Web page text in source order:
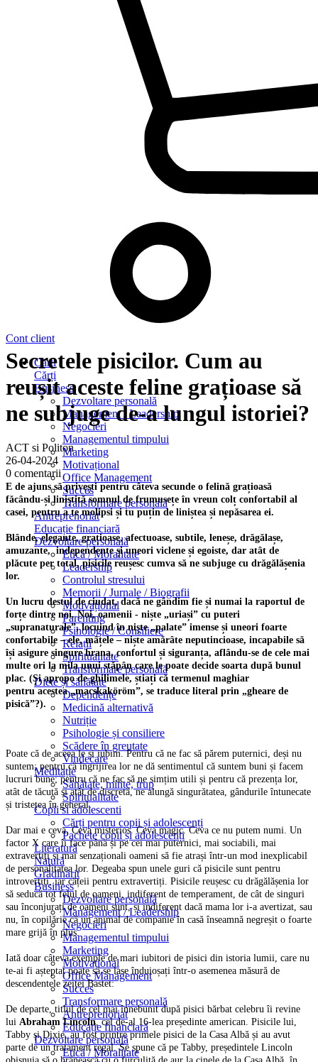
Cont client
Cărți
Cărți
Business
Dezvoltare personală
Management / Leadership
Negocieri
Managementul timpului
Marketing
Motivațional
Office Management
Succes
Transformare personală
Antreprenoriat
Educație financiară
Dezvoltare personală
Etică / Moralitate
Leadership
Controlul stresului
Memorii / Jurnale / Biografii
Motivațional
Parenting
Psihologie / Consiliere
Relații
Spiritualitate
Transformare personală
Diete și sănătate
Dependențe
Medicină alternativă
Nutriție
Psihologie și consiliere
Scădere în greutate
Vindecare
Meditație
Sănătate, minte, trup
Spiritualitate
Copii si adolescenti
Cărți pentru copii și adolescenți
Pachete copii și adolescenți
Literatură
Natură
Grădinărit
Business
Dezvoltare personală
Management / Leadership
Negocieri
Managementul timpului
Marketing
Motivațional
Office Management
Succes
Transformare personală
Antreprenoriat
Educație financiară
Dezvoltare personală
Etică / Moralitate
Secretele pisicilor. Cum au
reușit aceste feline grațioase să
ne subjuge de-a lungul istoriei?
ACT si Politon
26-04-2024
0 comentarii
E de ajuns să privești pentru câteva secunde o felină grațioasă
făcându-și liniștită somnul de frumusețe în vreun colț confortabil al
casei, pentru a te molipsi și tu puțin de liniștea și nepăsarea ei.
Blânde, elegante, grațioase, afectuoase, subtile, leneșe, drăgălașe,
amuzante, independente și uneori viclene și egoiste, dar atât de
plăcute per total, pisicile reușesc cumva să ne subjuge cu drăgălășenia
lor.
Un lucru destul de ciudat, dacă ne gândim fie și numai la raportul de
forțe dintre noi. Noi, oamenii - niște „uriași” cu puteri
„supranaturale”, locuind în niște „palate” imense și uneori foarte
confortabile – ele, mâțele – niște amărâte neputincioase, incapabile să
își asigure singure hrana, confortul și siguranța, aflându-se de cele mai
multe ori la mila unui stăpân care le poate decide soarta după bunul
plac. (Și apropo de ghilimele, știați că termenul maghiar
pentru acestea „macskaköröm”, se traduce literal prin „gheare de
pisică”?).
Poate că de aceea le și iubim. Pentru că ne fac să părem puternici, deși nu
suntem; pentru că îngrijirea lor ne dă sentimentul că suntem buni și facem
lucruri bune; pentru că ne fac să ne simțim utili și pentru că prezența lor,
atât de tăcută și atât de discretă, ne alungă singurătatea, gândurile întunecate
și tristețea în general.
Dar mai e ceva. Ceva misterios. Ceva magic. Ceva ce nu putem numi. Un
factor X care îi face până și pe cei mai puternici, mai sociabili, mai
extravertiți și mai senzaționali oameni să fie atrași într-un mod inexplicabil
de personalitatea lor. Degeaba spun unele guri că pisicile sunt pentru
introvertiți, iar cățeii pentru extravertiți. Pisicile reușesc cu drăgălășenia lor
să seducă tot felul de oameni, indiferent de temperament, de cât de singuri
sau înconjurați de oameni sunt, și indiferent dacă mama lor i-a avertizat, sau
nu, în copilărie că un animal de companie în casă înseamnă negreșit o foarte
mare grijă în plus.
Iată doar câteva exemple de mari iubitori de pisici din istoria lumii, care nu
te-ai fi așteptat poate să se lase înduioșați într-o asemenea măsură de
descendentele zeiței Bastet:
De departe, titlul de cel mai înnebunit după pisici bărbat celebru îi revine
lui Abraham Lincoln, cel de-al 16-lea președinte american. Pisicile lui,
Tabby și Dixie, au fost printre primele pisici de la Casa Albă și au avut
parte de un tratament regal. Se spune că pe Tabby, președintele Lincoln